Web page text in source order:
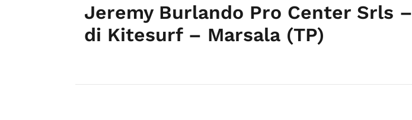
Jeremy Burlando Pro Center Srls
di Kitesurf – Marsala (TP)